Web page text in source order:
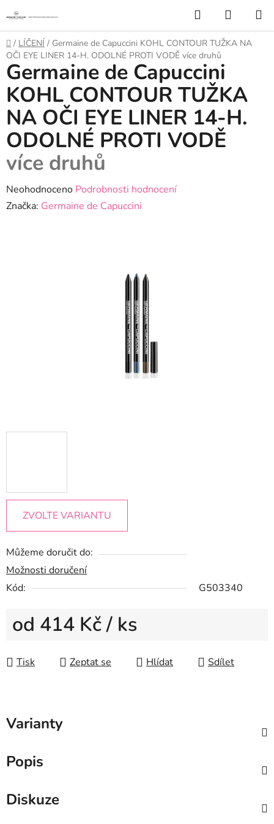
na
obsah
Hledat
KOŠÍK
Domů
/ LÍČENÍ / Germaine de Capuccini KOHL CONTOUR TUŽKA NA
OČI EYE LINER 14-H. ODOLNÉ PROTI VODĚ více druhů
ZVOLTE VARIANTU
Můžeme doručit do:
Možnosti doručení
Kód:
G503340
od 414 Kč/ ks
Tisk
Zeptat se Hlídat Sdílet
Germaine de Capuccini
KOHL CONTOUR TUŽKA
NA OČI EYE LINER 14-H.
ODOLNÉ PROTI VODĚ
více druhů
Průměrné
hodnocení
Neohodnoceno Podrobnosti hodnocení
Značka: Germaine de Capuccini
Varianty
Popis
Diskuze